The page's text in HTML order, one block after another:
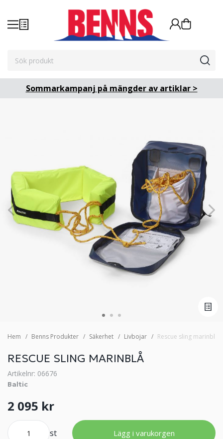
Sommarkampanj på mängder av artiklar >
Hem Benns Produkter Säkerhet Livbojar Rescue sling marinblå
RESCUE SLING MARINBLÅ
Artikelnr: 06676
Baltic
2 095 kr
st Lägg i varukorgen